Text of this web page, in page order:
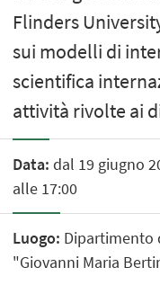
Flinders
sui modelli di
scientifica
attività rivolte ai
Data: dal 19 giugno
alle 17:00
Luogo: Dipartimento
"Giovanni Maria